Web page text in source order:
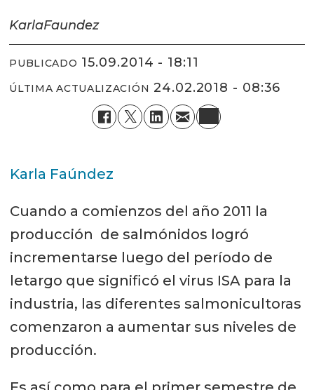
KarlaFaundez
PUBLICADO 15.09.2014 - 18:11
ÚLTIMA ACTUALIZACIÓN 24.02.2018 - 08:36
Karla Faúndez
Cuando a comienzos del año 2011 la
producción de salmónidos logró
incrementarse luego del período de
letargo que significó el virus ISA para la
industria, las diferentes salmonicultoras
comenzaron a aumentar sus niveles de
producción.